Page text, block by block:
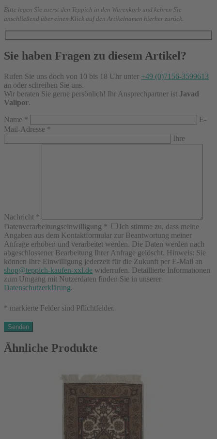
Bitte legen Sie zuerst den Teppich in den Warenkorb und kehren Sie
anschließend über einen Klick auf den Artikelnamen hierher zurück.
Sie haben Fragen zu diesem Artikel?
Rufen Sie uns doch von 10 bis 18 Uhr unter +49 (0)7156-3599613
an oder schreiben Sie uns.
Wir beraten Sie gerne persönlich! Ihr Ansprechpartner ist Javad
Valipor.
Name *
E-
Mail-Adresse *
Ihre
Nachricht *
Datenverarbeitungseinwilligung *
Ich stimme zu, dass meine
Angaben aus dem Kontaktformular zur Beantwortung meiner
Anfrage erhoben und verarbeitet werden. Die Daten werden nach
abgeschlossener Bearbeitung Ihrer Anfrage gelöscht. Hinweis: Sie
können Ihre Einwilligung jederzeit für die Zukunft per E-Mail an
shop@teppich-kaufen-xxl.de widerrufen. Detaillierte Informationen
zum Umgang mit Nutzerdaten finden Sie in unserer
Datenschutzerklärung.
* markierte Felder sind Pflichtfelder.
Ähnliche Produkte